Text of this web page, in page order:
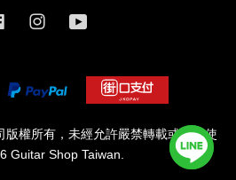
FacebookInstagram
版權所有，未經允許嚴禁轉載或商業使
Guitar Shop Taiwan.